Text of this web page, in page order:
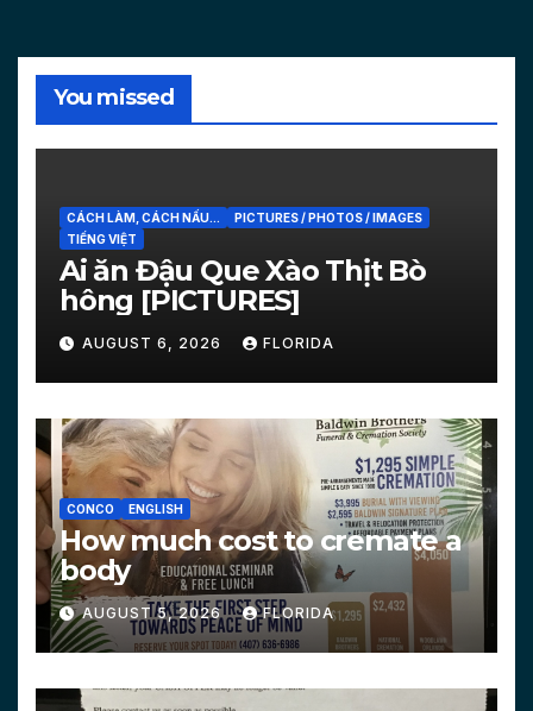
You missed
CÁCH LÀM, CÁCH NẤU...
PICTURES / PHOTOS / IMAGES
TIẾNG VIỆT
Ai ăn Đậu Que Xào Thịt Bò
hông [PICTURES]
AUGUST 6, 2026 FLORIDA
CONCO ENGLISH
How much cost to cremate a
body
AUGUST 5, 2026 FLORIDA